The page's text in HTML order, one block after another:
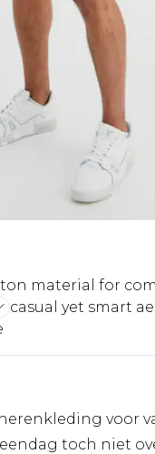
material for
casual yet smart
voor
toch niet